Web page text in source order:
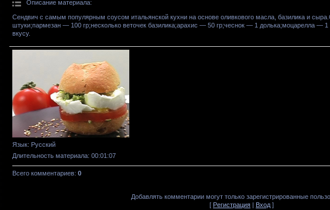
Описание материала:
Сендвич с самым популярным соусом итальянской кухни на основе оливкового масла, базилика и
штуки;пармезан — 100 гр;несколько веточек базилика;арахис — 50 гр;чеснок — 1 долька;моцарелла —
вкусу.
Язык: Русский
Длительность материала: 00:01:07
Всего комментариев: 0
Добавлять комментарии могут только зарегистрированные
[ Регистрация | Вход ]